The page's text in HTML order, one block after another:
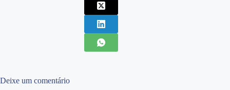
Deixe um comentário